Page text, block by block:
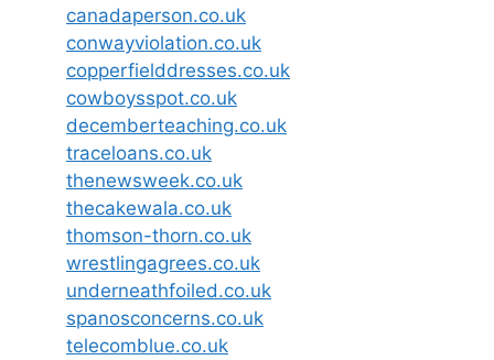
canadaperson.co.uk
conwayviolation.co.uk
copperfielddresses.co.uk
cowboysspot.co.uk
decemberteaching.co.uk
traceloans.co.uk
thenewsweek.co.uk
thecakewala.co.uk
thomson-thorn.co.uk
wrestlingagrees.co.uk
underneathfoiled.co.uk
spanosconcerns.co.uk
telecomblue.co.uk